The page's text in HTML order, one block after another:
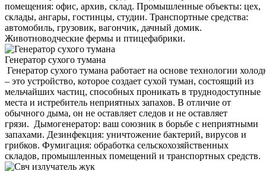
помещения: офис, архив, склад. Промышленные объекты: цех,
склады, ангары, гостинцы, студии. Транспортные средства:
автомобиль, грузовик, вагончик, дачный домик.
Животноводческие фермы и птицефабрики.
Генератор сухого тумана
Генератор сухого тумана работает на основе технологии
– это устройство, которое создает сухой туман, состоящий из
мельчайших частиц, способных проникать в труднодоступные
места и истребитель неприятных запахов. В отличие от
обычного дыма, он не оставляет следов и не оставляет
грязи. Дымогенератор: ваш союзник в борьбе с неприятными
запахами. Дезинфекция: уничтожение бактерий, вирусов и
грибков. Фумигация: обработка сельскохозяйственных
складов, промышленных помещений и транспортных средств.